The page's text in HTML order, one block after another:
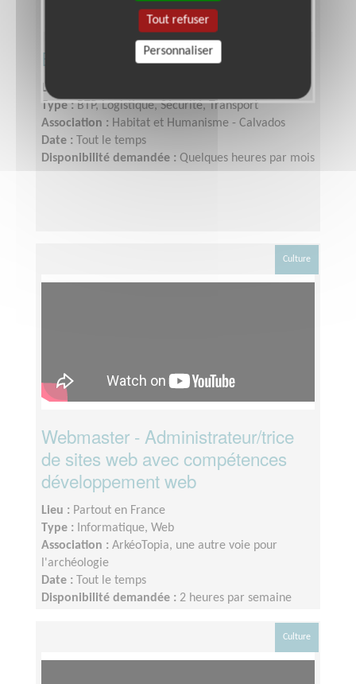
Bricoleur accompagnant
Lieu :
Type :BTP, Logistique, Sécurité, Transport
Association : Habitat et Humanisme - Calvados
Date :
Tout le temps
Disponibilité demandée : Quelques heures par mois
Culture
Webmaster - Administrateur/trice
de sites web avec compétences
développement web
Lieu : Partout en France
Type :
Informatique, Web
Association : ArkéoTopia, une autre voie pour
l'archéologie
Date :
Tout le temps
Disponibilité demandée : 2 heures par semaine
Culture
Tout refuser
Personnaliser